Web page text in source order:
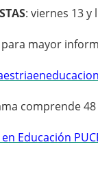
: viernes 13 y
mayor
comprende
Educación